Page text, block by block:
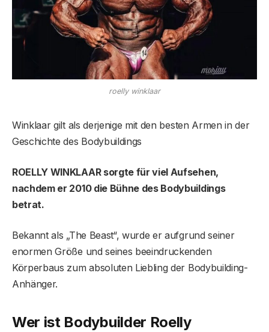
roelly winklaar
Winklaar gilt als derjenige mit den besten Armen in der
Geschichte des Bodybuildings
ROELLY WINKLAAR sorgte für viel Aufsehen,
nachdem er 2010 die Bühne des Bodybuildings
betrat.
Bekannt als „The Beast“, wurde er aufgrund seiner
enormen Größe und seines beeindruckenden
Körperbaus zum absoluten Liebling der Bodybuilding-
Anhänger.
Wer ist Bodybuilder Roelly